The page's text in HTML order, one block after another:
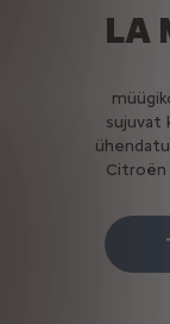
LA
sujuvat